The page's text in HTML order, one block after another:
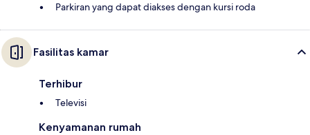
Parkiran yang dapat diakses dengan kursi roda
Fasilitas kamar
Terhibur
Televisi
Kenyamanan rumah